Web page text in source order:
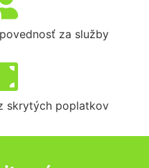
za služby
skrytých poplatkov